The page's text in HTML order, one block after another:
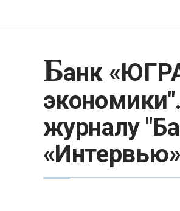
Банк
журналу
«Интервью»